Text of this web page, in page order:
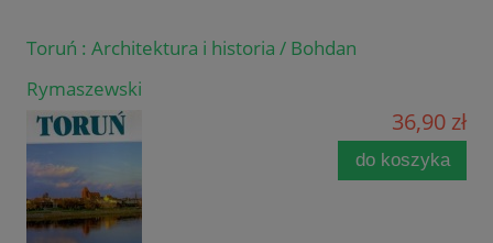
Toruń : Architektura i historia / Bohdan
Rymaszewski
36,90 zł
do koszyka